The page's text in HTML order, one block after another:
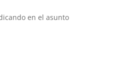
en el asunto